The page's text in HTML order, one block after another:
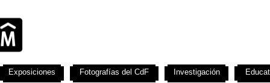
Exposiciones Fotografías del CdF Investigación